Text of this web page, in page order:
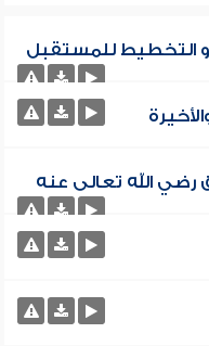
و التخطيط للمستقبل
رضي الله تعالى عنه